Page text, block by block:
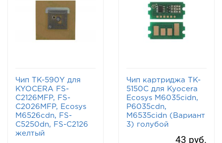
Чип TK-590Y для
KYOCERA FS-
C2126MFP, FS-
C2026MFP, Ecosys
M6526cdn, FS-
C5250dn, FS-C2126
желтый
Чип картриджа TK-
5150C для Kyocera
Ecosys M6035cidn,
P6035cdn,
M6535cidn (Вариант
3) голубой
43 руб.